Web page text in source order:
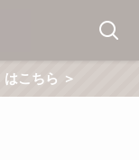
こちら ＞